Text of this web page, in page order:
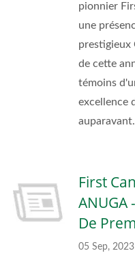
pionnier
une
prestigieux
de cette
témoins
excellence
auparavant.
First
ANUGA
De
05 Sep, 2023